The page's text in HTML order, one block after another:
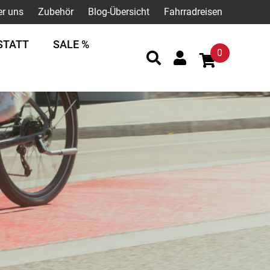
uns Zubehör Blog-Übersicht Fahrradreisen
SALE %
0